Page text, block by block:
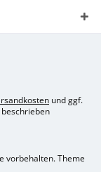
und ggf.
vorbehalten. Theme